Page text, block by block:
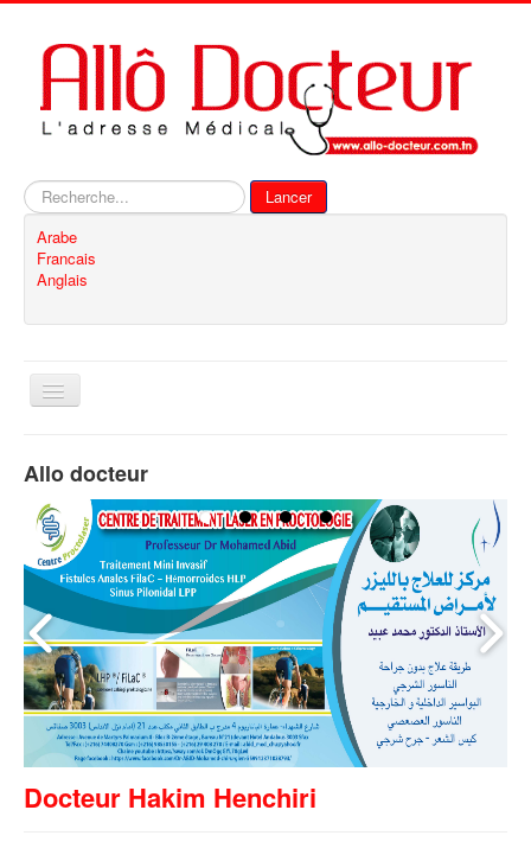
Rechercher
Lancer
Arabe
Francais
Anglais
Basculer
Contact
Allo docteur
Docteur Hakim Henchiri